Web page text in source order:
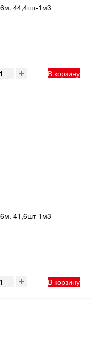
44,4шт-1м3
В корзину
41,6шт-1м3
В корзину